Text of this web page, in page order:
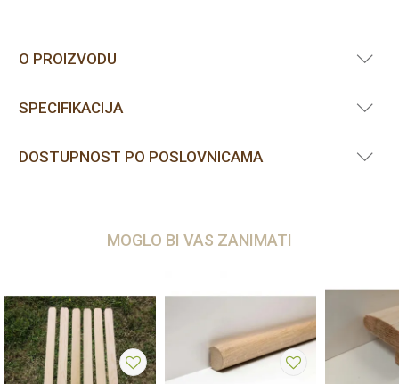
O PROIZVODU
SPECIFIKACIJA
DOSTUPNOST PO POSLOVNICAMA
MOGLO BI VAS ZANIMATI